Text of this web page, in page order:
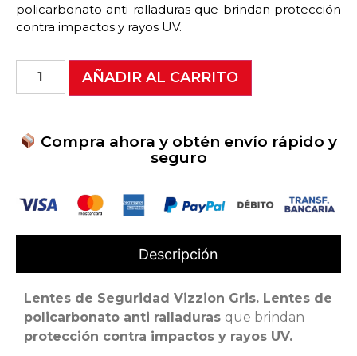
policarbonato anti ralladuras que brindan protección
contra impactos y rayos UV.
AÑADIR AL CARRITO
Compra ahora y obtén envío rápido y
seguro
Descripción
Lentes de Seguridad Vizzion Gris. Lentes de
policarbonato anti ralladuras que brindan
protección contra impactos y rayos UV.